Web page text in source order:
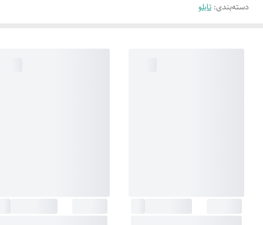
دسته‌بندی: تابلو